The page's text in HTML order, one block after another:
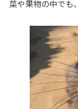
菜や果物の中でも